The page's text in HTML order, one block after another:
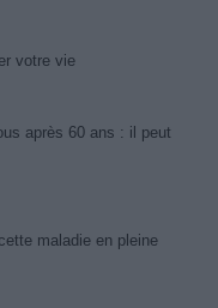
votre vie
après 60 ans : il peut
maladie en pleine